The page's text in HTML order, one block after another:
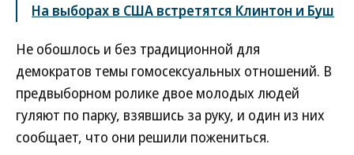
На выборах в США встретятся Клинтон и Буш
Не обошлось и без традиционной для
демократов темы гомосексуальных отношений. В
предвыборном ролике двое молодых людей
гуляют по парку, взявшись за руку, и один из них
сообщает, что они решили пожениться.